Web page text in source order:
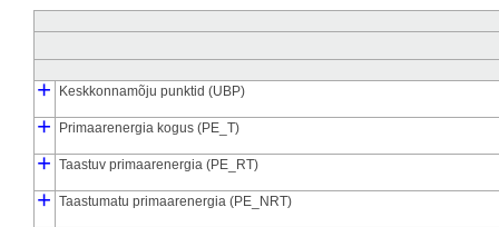
+ Keskkonnamõju punktid (UBP)
┣ Tootmise keskkonnamõjud (UBP_pro)
┗ Kõrvaldamise keskkonnamõjud (UBP_dis)
+ Primaarenergia kogus (PE_T)
┣ Tootmise esmane energia (PE_pro)
┃ ┣ Primaarenergia tootmine, energeetiliselt tarbitud (PE_E_pro)
┃ ┗ Primaarenergia tootmine, materjaliga seotud (PE_M_pro)
┗ Primaarenergia kõrvaldamisest (PE_dis)
+ Taastuv primaarenergia (PE_RT)
┣ Taastuv primaarenergia tootmisel (PE_RT_pro)
┃ ┣ Taastuv primaarenergia põlvkonnast, energiamahust
┃ ┗ Materjalil põhinev taastuv primaarenergia tootmine (PE_RM_pro)
┗ Taastuv primaarenergia kõrvaldamisest (PE_RT_dis)
+ Taastumatu primaarenergia (PE_NRT)